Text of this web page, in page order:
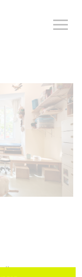
Köpenicker